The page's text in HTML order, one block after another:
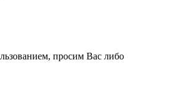
просим Вас либо